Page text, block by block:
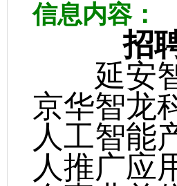
信息内容：
招
延安智
京华智龙
人工智能
人推广应